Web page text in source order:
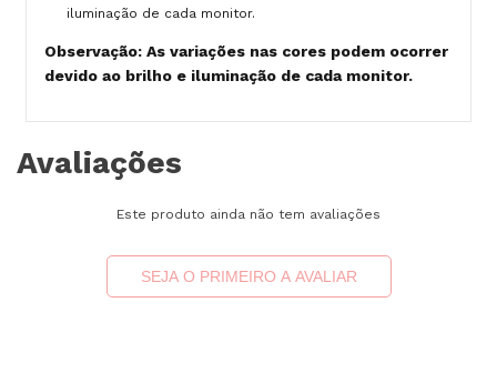
iluminação de cada monitor.
Observação: As variações nas cores podem ocorrer
devido ao brilho e iluminação de cada monitor.
Avaliações
Este produto ainda não tem avaliações
SEJA O PRIMEIRO A AVALIAR